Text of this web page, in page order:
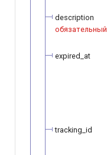
description
обязательный
expired_at
tracking_id